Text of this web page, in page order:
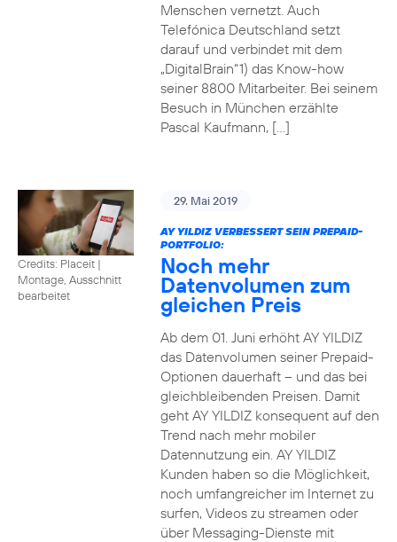
Menschen vernetzt. Auch
Telefónica Deutschland setzt
darauf und verbindet mit dem
„DigitalBrain“1) das Know-how
seiner 8800 Mitarbeiter. Bei seinem
Besuch in München erzählte
Pascal Kaufmann, […]
Credits: Placeit |
Montage, Ausschnitt
bearbeitet
29. Mai 2019
AY YILDIZ VERBESSERT SEIN PREPAID-
PORTFOLIO:
Noch mehr
Datenvolumen zum
gleichen Preis
Ab dem 01. Juni erhöht AY YILDIZ
das Datenvolumen seiner Prepaid-
Optionen dauerhaft – und das bei
gleichbleibenden Preisen. Damit
geht AY YILDIZ konsequent auf den
Trend nach mehr mobiler
Datennutzung ein. AY YILDIZ
Kunden haben so die Möglichkeit,
noch umfangreicher im Internet zu
surfen, Videos zu streamen oder
über Messaging-Dienste mit